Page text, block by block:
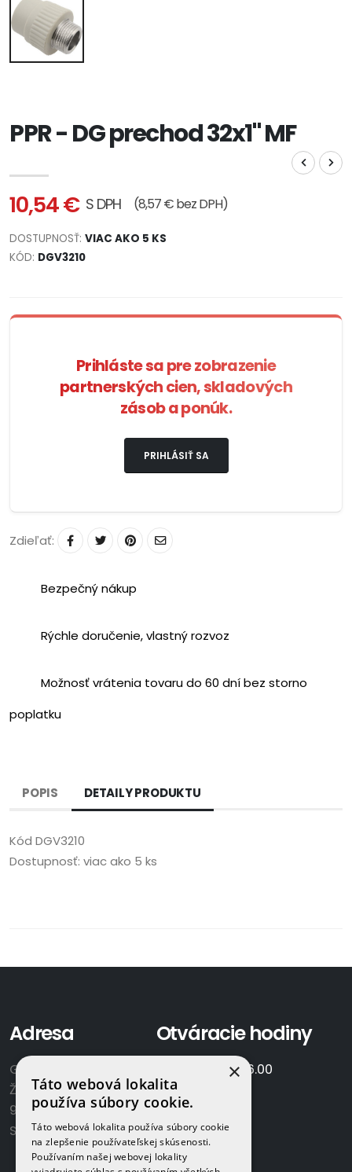
PPR - DG prechod 32x1" MF
10,54 € S DPH (8,57 € bez DPH)
DOSTUPNOSŤ: VIAC AKO 5 KS
KÓD: DGV3210
Prihláste sa pre zobrazenie
partnerských cien, skladových
zásob a ponúk.
PRIHLÁSIŤ SA
Zdieľať:
Bezpečný nákup
Rýchle doručenie, vlastný rozvoz
Možnosť vrátenia tovaru do 60 dní bez storno
poplatku
POPIS DETAILY PRODUKTU
Kód DGV3210
Dostupnosť: viac ako 5 ks
Adresa
GAMAPLYN s.r.o.
Železničná 570/8
922 02 Krakovany
Slovensko
Otváracie hodiny
7.00 - 16.00
So:
×
Táto webová lokalita
používa súbory cookie.
Táto webová lokalita používa súbory cookie
na zlepšenie používateľskej skúsenosti.
Používaním našej webovej lokality